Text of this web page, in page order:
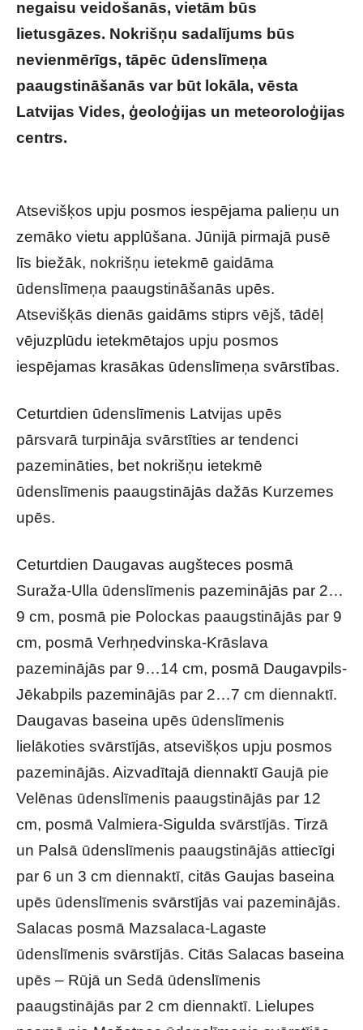
negaisu veidošanās, vietām būs
lietusgāzes. Nokrišņu sadalījums būs
nevienmērīgs, tāpēc ūdenslīmeņa
paaugstināšanās var būt lokāla, vēsta
Latvijas Vides, ģeoloģijas un meteoroloģijas
centrs.
Atsevišķos upju posmos iespējama palieņu un
zemāko vietu applūšana. Jūnijā pirmajā pusē
līs biežāk, nokrišņu ietekmē gaidāma
ūdenslīmeņa paaugstināšanās upēs.
Atsevišķās dienās gaidāms stiprs vējš, tādēļ
vējuzplūdu ietekmētajos upju posmos
iespējamas krasākas ūdenslīmeņa svārstības.
Ceturtdien ūdenslīmenis Latvijas upēs
pārsvarā turpināja svārstīties ar tendenci
pazemināties, bet nokrišņu ietekmē
ūdenslīmenis paaugstinājās dažās Kurzemes
upēs.
Ceturtdien Daugavas augšteces posmā
Suraža-Ulla ūdenslīmenis pazeminājās par 2…
9 cm, posmā pie Polockas paaugstinājās par 9
cm, posmā Verhņedvinska-Krāslava
pazeminājās par 9…14 cm, posmā Daugavpils-
Jēkabpils pazeminājās par 2…7 cm diennaktī.
Daugavas baseina upēs ūdenslīmenis
lielākoties svārstījās, atsevišķos upju posmos
pazeminājās. Aizvadītajā diennaktī Gaujā pie
Velēnas ūdenslīmenis paaugstinājās par 12
cm, posmā Valmiera-Sigulda svārstījās. Tirzā
un Palsā ūdenslīmenis paaugstinājās attiecīgi
par 6 un 3 cm diennaktī, citās Gaujas baseina
upēs ūdenslīmenis svārstījās vai pazeminājās.
Salacas posmā Mazsalaca-Lagaste
ūdenslīmenis svārstījās. Citās Salacas baseina
upēs – Rūjā un Sedā ūdenslīmenis
paaugstinājās par 2 cm diennaktī. Lielupes